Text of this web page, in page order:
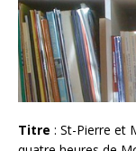
Titre : St-Pierre et